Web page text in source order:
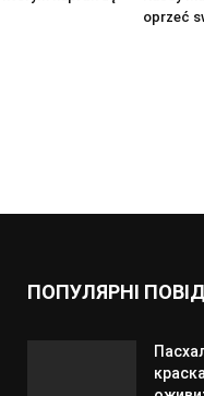
oprzeć
ПОПУЛЯРНІ